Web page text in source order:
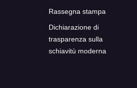
Rassegna stampa
Dichiarazione di
trasparenza sulla
schiavitù moderna